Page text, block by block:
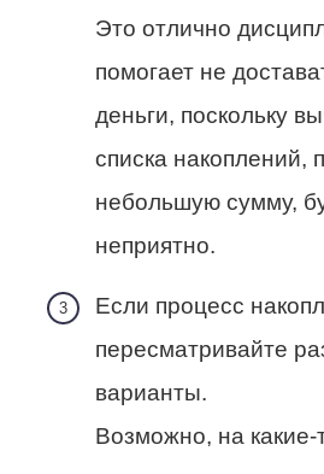
Это отлично
помогает не
деньги, поскольку
списка накоплений,
небольшую сумму,
неприятно.
Если процесс
пересматривайте
варианты.
Возможно, на какие-